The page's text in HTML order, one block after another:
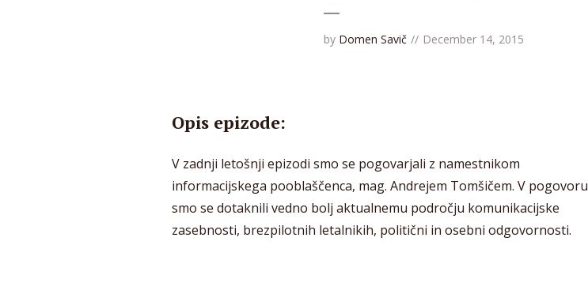
by Domen Savič December 14, 2015
Opis epizode:
V zadnji letošnji epizodi smo se pogovarjali z namestnikom
informacijskega pooblaščenca, mag. Andrejem Tomšičem. V pogovoru
smo se dotaknili vedno bolj aktualnemu področju komunikacijske
zasebnosti, brezpilotnih letalnikih, politični in osebni odgovornosti.